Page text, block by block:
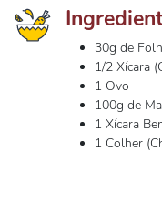
30g de
1/2 Xícara
1 Ovo
100g de
1 Xícara
1 Colher